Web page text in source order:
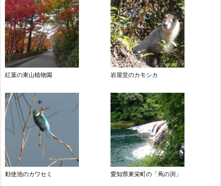
紅葉の東山植物園 岩屋堂のカモシカ
勅使池のカワセミ 愛知県東栄町の「蔦の渕」